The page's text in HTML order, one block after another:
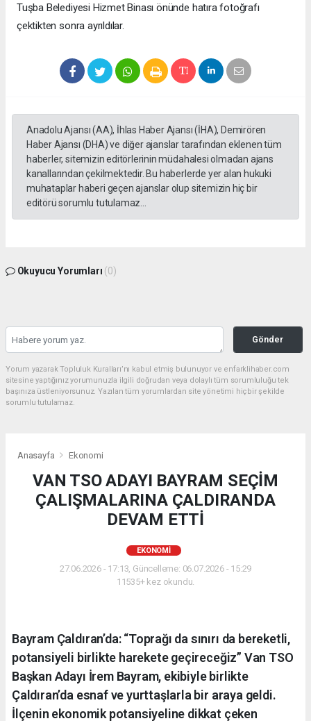
Tuşba Belediyesi Hizmet Binası önünde hatıra fotoğrafı
çektikten sonra ayrıldılar.
Anadolu Ajansı (AA), İhlas Haber Ajansı (İHA), Demirören
Haber Ajansı (DHA) ve diğer ajanslar tarafından eklenen tüm
haberler, sitemizin editörlerinin müdahalesi olmadan ajans
kanallarından çekilmektedir. Bu haberlerde yer alan hukuki
muhataplar haberi geçen ajanslar olup sitemizin hiç bir
editörü sorumlu tutulamaz...
Okuyucu Yorumları (0)
Gönder
Yorum yazarak Topluluk Kuralları’nı kabul etmiş bulunuyor ve enfarklihaber.com
sitesine yaptığınız yorumunuzla ilgili doğrudan veya dolaylı tüm sorumluluğu tek
başınıza üstleniyorsunuz. Yazılan tüm yorumlardan site yönetimi hiçbir şekilde
sorumlu tutulamaz.
Anasayfa Ekonomi
VAN TSO ADAYI BAYRAM SEÇİM
ÇALIŞMALARINA ÇALDIRANDA
DEVAM ETTİ
EKONOMI
27.06.2026 - 17:13, Güncelleme: 06.07.2026 - 15:29
11535+ kez okundu.
Bayram Çaldıran’da: “Toprağı da sınırı da bereketli,
potansiyeli birlikte harekete geçireceğiz” Van TSO
Başkan Adayı İrem Bayram, ekibiyle birlikte
Çaldıran’da esnaf ve yurttaşlarla bir araya geldi.
İlçenin ekonomik potansiyeline dikkat çeken